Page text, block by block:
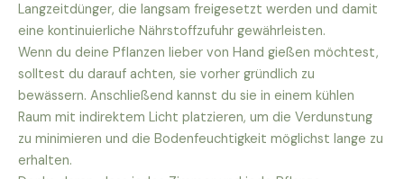
Langzeitdünger, die langsam freigesetzt werden und damit
eine kontinuierliche Nährstoffzufuhr gewährleisten.
Wenn du deine Pflanzen lieber von Hand gießen möchtest,
solltest du darauf achten, sie vorher gründlich zu
bewässern. Anschließend kannst du sie in einem kühlen
Raum mit indirektem Licht platzieren, um die Verdunstung
zu minimieren und die Bodenfeuchtigkeit möglichst lange zu
erhalten.